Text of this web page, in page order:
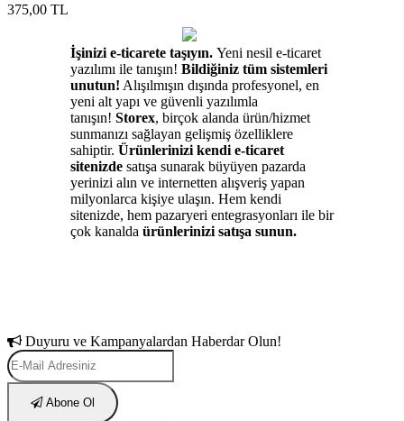
375,00 TL
İşinizi e-ticarete taşıyın. Yeni nesil e-ticaret
yazılımı ile tanışın! Bildiğiniz tüm sistemleri
unutun! Alışılmışın dışında profesyonel, en
yeni alt yapı ve güvenli yazılımla
tanışın! Storex, birçok alanda ürün/hizmet
sunmanızı sağlayan gelişmiş özelliklere
sahiptir. Ürünlerinizi kendi e-ticaret
sitenizde satışa sunarak büyüyen pazarda
yerinizi alın ve internetten alışveriş yapan
milyonlarca kişiye ulaşın. Hem kendi
sitenizde, hem pazaryeri entegrasyonları ile bir
çok kanalda ürünlerinizi satışa sunun.
Duyuru ve Kampanyalardan Haberdar Olun!
Abone Ol